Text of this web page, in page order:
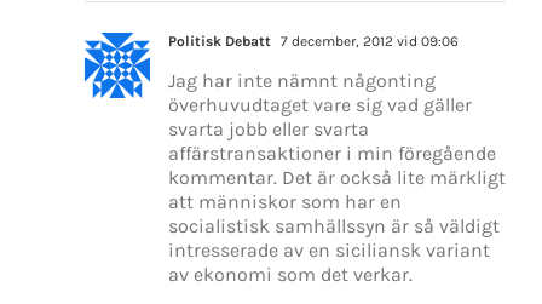
Politisk Debatt 7 december, 2012 vid 09:06
Jag har inte nämnt någonting
överhuvudtaget vare sig vad gäller
svarta jobb eller svarta
affärstransaktioner i min föregående
kommentar. Det är också lite märkligt
att människor som har en
socialistisk samhällssyn är så väldigt
intresserade av en siciliansk variant
av ekonomi som det verkar.